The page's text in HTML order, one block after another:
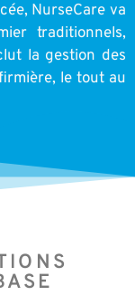
NurseCare va
traditionnels,
la gestion des
le tout au